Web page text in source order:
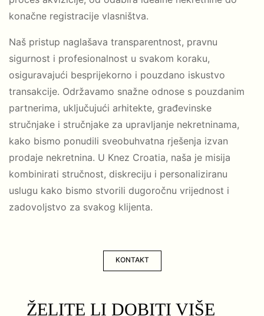
konačne registracije vlasništva.
Naš pristup naglašava transparentnost, pravnu
sigurnost i profesionalnost u svakom koraku,
osiguravajući besprijekorno i pouzdano iskustvo
transakcije. Održavamo snažne odnose s pouzdanim
partnerima, uključujući arhitekte, građevinske
stručnjake i stručnjake za upravljanje nekretninama,
kako bismo ponudili sveobuhvatna rješenja izvan
prodaje nekretnina. U Knez Croatia, naša je misija
kombinirati stručnost, diskreciju i personaliziranu
uslugu kako bismo stvorili dugoročnu vrijednost i
zadovoljstvo za svakog klijenta.
KONTAKT
ŽELITE LI DOBITI VIŠE